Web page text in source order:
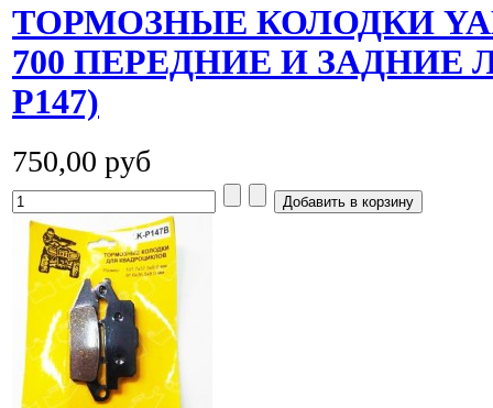
ТОРМОЗНЫЕ КОЛОДКИ
700 ПЕРЕДНИЕ И ЗАДНИЕ
P147)
750,00 руб